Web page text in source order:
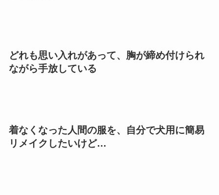
どれも思い入れがあって、胸が締め付けられ
ながら手放している
着なくなった人間の服を、自分で犬用に簡易
リメイクしたいけど…